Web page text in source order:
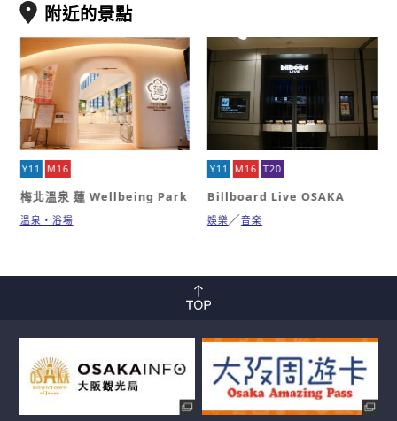
附近的景點
Y11 M16
梅北溫泉 蓮 Wellbeing Park
溫泉・浴場
Y11 M16 T20
Billboard Live OSAKA
娛樂 音楽